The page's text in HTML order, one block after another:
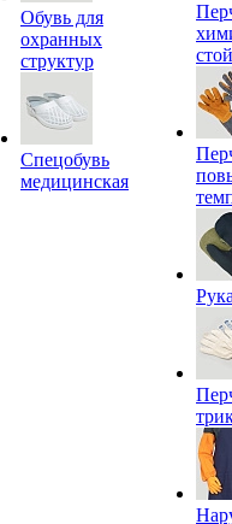
Обувь для
охранных
структур
Спецобувь
медицинская